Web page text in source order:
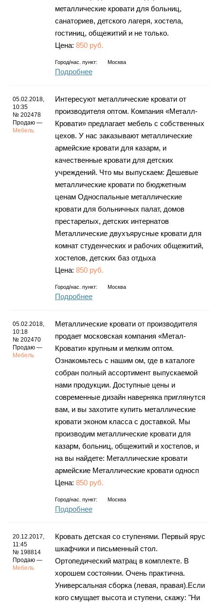
металлические кровати для больниц,
санаториев, детского лагеря, хостела,
гостиниц, общежитий и не только.
Цена: 850 руб.
Город/нас. пункт: Москва
Подробнее
05.02.2018,
10:35
№ 202478
Продаю —
Мебель
Интересуют металлические кровати от
производителя оптом. Компания «Металл-
Кровати» предлагает мебель с собственных
цехов. У нас заказывают металлические
армейские кровати для казарм, и
качественные кровати для детских
учреждений. Что мы выпускаем: Дешевые
металлические кровати по бюджетным
ценам Односпальные металлические
кровати для больничных палат, домов
престарелых, детских интернатов
Металлические двухъярусные кровати для
комнат студенческих и рабочих общежитий,
хостелов, детских баз отдыха
Цена: 850 руб.
Город/нас. пункт: Москва
Подробнее
05.02.2018,
10:18
№ 202470
Продаю —
Мебель
Металлические кровати от производителя
продает московская компания «Метал-
Кровати» крупным и мелким оптом.
Ознакомьтесь с нашим ом, где в каталоге
собран полный ассортимент выпускаемой
нами продукции. Доступные цены и
современные дизайн наверняка приглянутся
вам, и вы захотите купить металлические
кровати эконом класса с доставкой. Мы
производим металлические кровати для
казарм, больниц, общежитий и хостелов, и
на вы найдете: Металлические кровати
армейские Металлические кровати односп
Цена: 850 руб.
Город/нас. пункт: Москва
Подробнее
20.12.2017,
11:45
№ 198814
Продаю —
Мебель
Кровать детская со ступенями. Первый ярус
шкафчики и письменный стол.
Ортопедический матрац в комплекте. В
хорошем состоянии. Очень практична.
Универсальная сборка (левая, правая).Если
кого смущает высота и ступени, скажу: "Ни